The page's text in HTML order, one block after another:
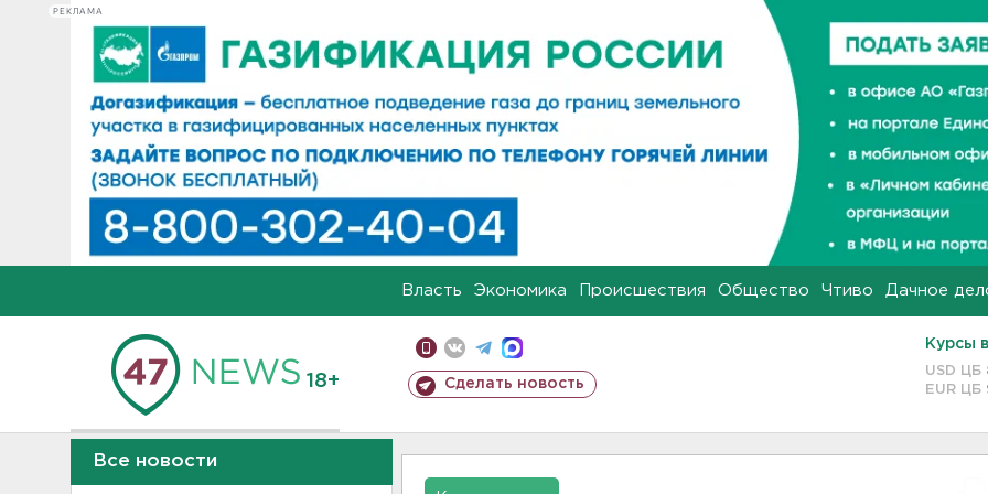
РЕКЛАМА
Власть Экономика Происшествия Общество Чтиво Дачное
18+ Сделать новость
Курсы
USD ЦБ
EUR ЦБ
Все новости